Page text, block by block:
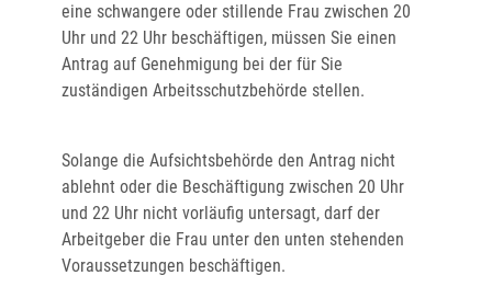
eine schwangere oder stillende Frau zwischen 20
Uhr und 22 Uhr beschäftigen, müssen Sie einen
Antrag auf Genehmigung bei der für Sie
zuständigen Arbeitsschutzbehörde stellen.
Solange die Aufsichtsbehörde den Antrag nicht
ablehnt oder die Beschäftigung zwischen 20 Uhr
und 22 Uhr nicht vorläufig untersagt, darf der
Arbeitgeber die Frau unter den unten stehenden
Voraussetzungen beschäftigen.